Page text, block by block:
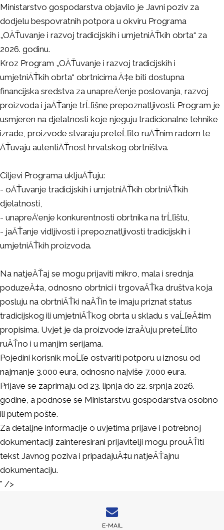
Ministarstvo gospodarstva objavilo je Javni poziv za
dodjelu bespovratnih potpora u okviru Programa
„OÄŤuvanje i razvoj tradicijskih i umjetniÄŤkih obrta“ za
2026. godinu.
Kroz Program „OÄŤuvanje i razvoj tradicijskih i
umjetniÄŤkih obrta“ obrtnicima Ä‡e biti dostupna
financijska sredstva za unapreÄ‘enje poslovanja, razvoj
proizvoda i jaÄŤanje trĹľišne prepoznatljivosti. Program je
usmjeren na djelatnosti koje njeguju tradicionalne tehnike
izrade, proizvode stvaraju preteĹľito ruÄŤnim radom te
ÄŤuvaju autentiÄŤnost hrvatskog obrtništva.
Ciljevi Programa ukljuÄŤuju:
- oÄŤuvanje tradicijskih i umjetniÄŤkih obrtniÄŤkih
djelatnosti,
- unapreÄ‘enje konkurentnosti obrtnika na trĹľištu,
- jaÄŤanje vidljivosti i prepoznatljivosti tradicijskih i
umjetniÄŤkih proizvoda.
Na natjeÄŤaj se mogu prijaviti mikro, mala i srednja
poduzeÄ‡a, odnosno obrtnici i trgovaÄŤka društva koja
posluju na obrtniÄŤki naÄŤin te imaju priznat status
tradicijskog ili umjetniÄŤkog obrta u skladu s vaĹľeÄ‡im
propisima. Uvjet je da proizvode izraÄ‘uju preteĹľito
ruÄŤno i u manjim serijama.
Pojedini korisnik moĹľe ostvariti potporu u iznosu od
najmanje 3.000 eura, odnosno najviše 7.000 eura.
Prijave se zaprimaju od 23. lipnja do 22. srpnja 2026.
godine, a podnose se Ministarstvu gospodarstva osobno
ili putem pošte.
Za detaljne informacije o uvjetima prijave i potrebnoj
dokumentaciji zainteresirani prijavitelji mogu prouÄŤiti
tekst Javnog poziva i pripadajuÄ‡u natjeÄŤajnu
dokumentaciju.
" />
E-MAIL